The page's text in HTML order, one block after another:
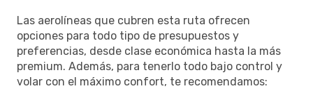
Las aerolíneas que cubren esta ruta ofrecen
opciones para todo tipo de presupuestos y
preferencias, desde clase económica hasta la más
premium. Además, para tenerlo todo bajo control y
volar con el máximo confort, te recomendamos: